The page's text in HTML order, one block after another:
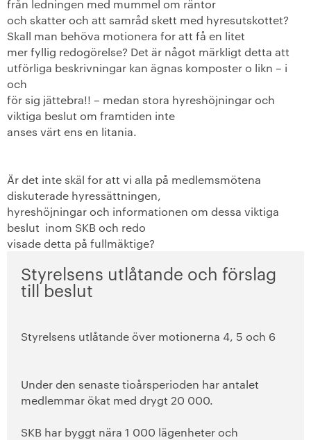
från ledningen med mummel om räntor
och skatter och att samråd skett med hyresutskottet?
Skall man behöva motionera for att få en litet
mer fyllig redogörelse? Det är något märkligt detta att
utförliga beskrivningar kan ägnas komposter o likn – i
och
för sig jättebra!! – medan stora hyreshöjningar och
viktiga beslut om framtiden inte
anses värt ens en litania.
Är det inte skäl for att vi alla på medlemsmötena
diskuterade hyressättningen,
hyreshöjningar och informationen om dessa viktiga
beslut inom SKB och redo
visade detta på fullmäktige?
Styrelsens utlåtande och förslag
till beslut
Styrelsens utlåtande över motionerna 4, 5 och 6
Under den senaste tioårsperioden har antalet
medlemmar ökat med drygt 20 000.
SKB har byggt nära 1 000 lägenheter och